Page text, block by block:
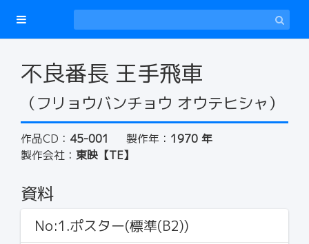
不良番長 王手飛車
（フリョウバンチョウ オウテヒシャ）
作品CD： 45-001 製作年： 1970 年
製作会社： 東映【TE】
資料
No:1.ポスター(標準(B2))